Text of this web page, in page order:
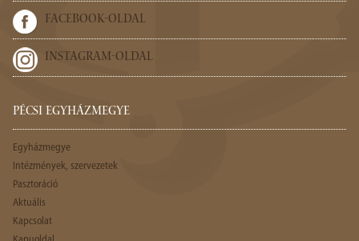
FACEBOOK-OLDAL
INSTAGRAM-OLDAL
PÉCSI EGYHÁZMEGYE
Egyházmegye
Intézmények, szervezetek
Pasztoráció
Aktuális
Kapcsolat